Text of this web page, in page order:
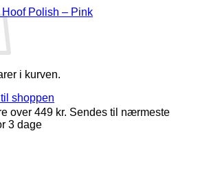
i kurven.
shoppen
Polish – Pink
over 449 kr. Sendes til nærmeste
3 dage